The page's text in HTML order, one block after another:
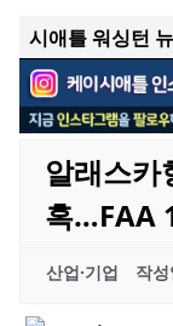
시애틀 워싱턴
알래스카
혹…FAA
산업·기업 작성